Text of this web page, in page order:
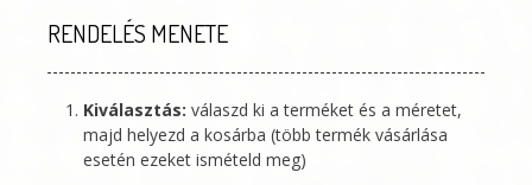
RENDELÉS MENETE
Kiválasztás: válaszd ki a terméket és a méretet,
majd helyezd a kosárba (több termék vásárlása
esetén ezeket ismételd meg)